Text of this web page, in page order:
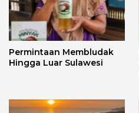
Permintaan Membludak
Hingga Luar Sulawesi